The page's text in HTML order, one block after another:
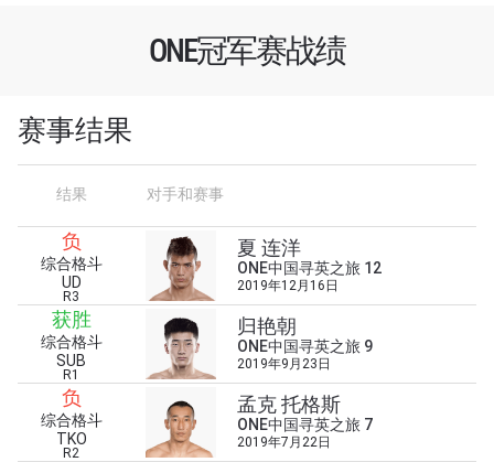
ONE冠军赛战绩
赛事结果
结果 对手和赛事
负
综合格斗
UD
R3
夏 连洋
ONE中国寻英之旅 12
2019年12月16日
获胜
综合格斗
SUB
R1
归艳朝
ONE中国寻英之旅 9
2019年9月23日
负
综合格斗
TKO
R2
孟克 托格斯
ONE中国寻英之旅 7
2019年7月22日
浏览了解更多
在任何地域观看ONE冠军赛，现在注册获得权限了
解最新资讯、解锁特别福利以及优先机遇获得直播
场次的最佳座位！
邮箱